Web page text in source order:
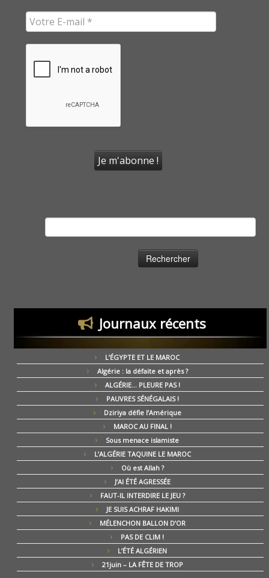
Journaux récents
L’ÉGYPTE ET LE MAROC
Algérie : la défaite et après ?
ALGÉRIE… PLEURE PAS !
PAUVRES SÉNÉGALAIS !
Dziriya défie l’Amérique
MAROC AU FINAL !
Sous menace islamiste
L’ALGÉRIE TAQUINE LE MAROC
Où est Allah ?
J’AI ÉTÉ AGRESSÉE
FAUT-IL INTERDIRE LE JEU ?
JE SUIS ACHRAF HAKIMI
MÉLENCHON BALLON D’OR
PAS DE CLIM !
L’ÉTÉ ALGÉRIEN
21juin – LA FÊTE DE TROP